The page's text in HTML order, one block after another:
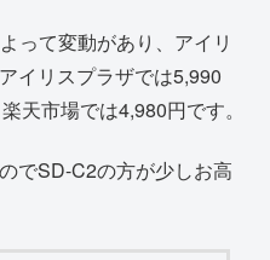
って変動があり、アイリ
イリスプラザでは5,990
天市場では4,980円です。
でSD-C2の方が少しお高